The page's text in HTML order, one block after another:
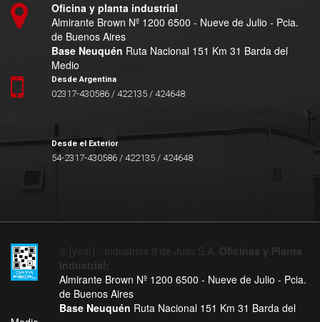
Oficina y planta industrial
Almirante Brown Nº 1200 6500 - Nueve de Julio - Pcia.
de Buenos Aires
Base Neuquén Ruta Nacional 151 Km 31 Barda del
Medio
Desde Argentina
02317-430586 / 422135 / 424648
Desde el Exterior
54-2317-430586 / 422135 / 424648
© [year] - Industrias 9 de Julio S.A. Oficinas y Planta
Industrial:
Almirante Brown Nº 1200 6500 - Nueve de Julio - Pcia.
de Buenos Aires
Base Neuquén Ruta Nacional 151 Km 31 Barda del